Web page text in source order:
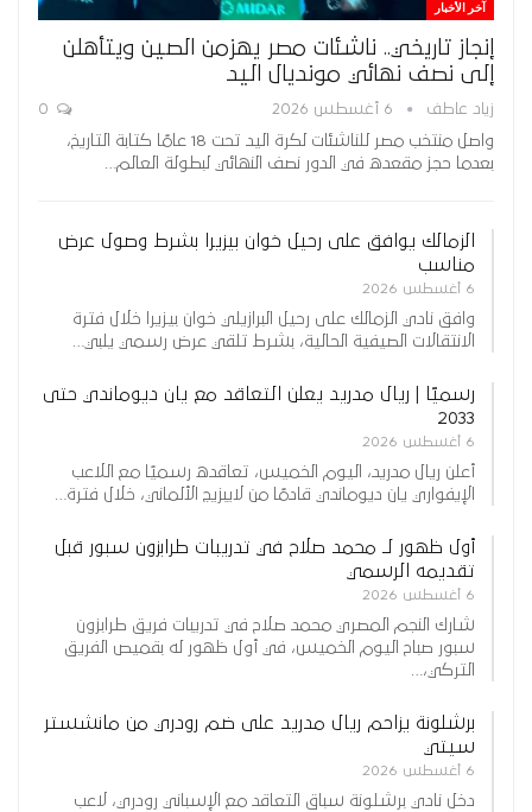
آخر الأخبار
إنجاز تاريخي.. ناشئات مصر يهزمن الصين ويتأهلن
إلى نصف نهائي مونديال اليد
زياد عاطف 6 أغسطس 2026
واصل منتخب مصر للناشئات لكرة اليد تحت 18 عامًا كتابة التاريخ،
بعدما حجز مقعده في الدور نصف النهائي لبطولة العالم…
الزمالك يوافق على رحيل خوان بيزيرا بشرط وصول عرض
مناسب
6 أغسطس 2026
وافق نادي الزمالك على رحيل البرازيلي خوان بيزيرا خلال فترة
الانتقالات الصيفية الحالية، بشرط تلقي عرض رسمي يلبي…
رسميًا | ريال مدريد يعلن التعاقد مع يان ديوماندي حتى
2033
6 أغسطس 2026
أعلن ريال مدريد، اليوم الخميس، تعاقده رسميًا مع اللاعب
الإيفواري يان ديوماندي قادمًا من لايبزيج الألماني، خلال فترة…
أول ظهور لـ محمد صلاح في تدريبات طرابزون سبور قبل
تقديمه الرسمي
6 أغسطس 2026
شارك النجم المصري محمد صلاح في تدريبات فريق طرابزون
سبور صباح اليوم الخميس، في أول ظهور له بقميص الفريق
التركي،…
برشلونة يزاحم ريال مدريد على ضم رودري من مانشستر
سيتي
6 أغسطس 2026
دخل نادي برشلونة سباق التعاقد مع الإسباني رودري، لاعب